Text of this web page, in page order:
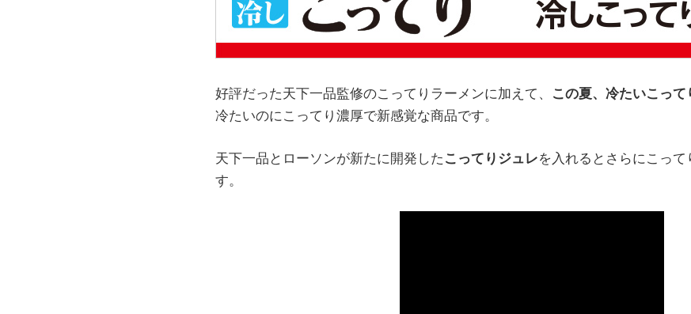
好評だった天下一品監修のこってりラーメンに加えて、 この夏、冷たいこって
冷たいのにこってり濃厚で新感覚な商品です。
天下一品とローソンが新たに開発したこってりジュレを入れるとさらにこっ
す。